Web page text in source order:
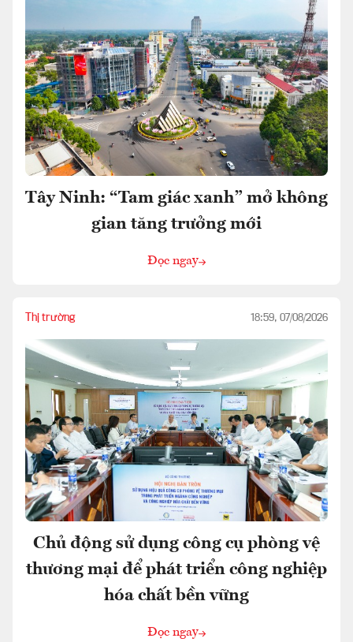
Tây Ninh: “Tam giác xanh” mở không
gian tăng trưởng mới
Đọc ngay
Thị trường 18:59, 07/08/2026
Chủ động sử dụng công cụ phòng vệ
thương mại để phát triển công nghiệp
hóa chất bền vững
Đọc ngay